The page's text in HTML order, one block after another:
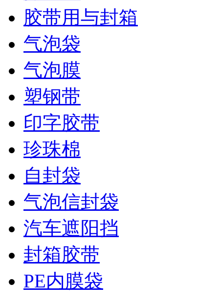
胶带用与封箱
气泡袋
气泡膜
塑钢带
印字胶带
珍珠棉
自封袋
气泡信封袋
汽车遮阳挡
封箱胶带
PE内膜袋